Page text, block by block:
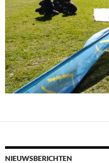
NIEUWSBERICHTEN